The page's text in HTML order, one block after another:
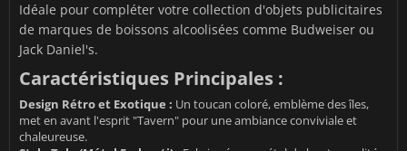
Idéale pour compléter votre collection d'objets publicitaires
de marques de boissons alcoolisées comme Budweiser ou
Jack Daniel's.
Caractéristiques Principales :
Design Rétro et Exotique : Un toucan coloré, emblème des îles,
met en avant l'esprit "Tavern" pour une ambiance conviviale et
chaleureuse.